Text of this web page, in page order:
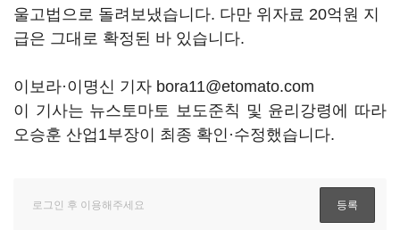
울고법으로 돌려보냈습니다. 다만 위자료 20억원 지
급은 그대로 확정된 바 있습니다.
이보라·이명신 기자 bora11@etomato.com
이 기사는 뉴스토마토 보도준칙 및 윤리강령에 따라
오승훈 산업1부장이 최종 확인·수정했습니다.